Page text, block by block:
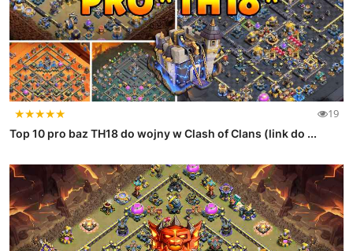
★★★★★ 19
Top 10 pro baz TH18 do wojny w Clash of Clans (link do ...